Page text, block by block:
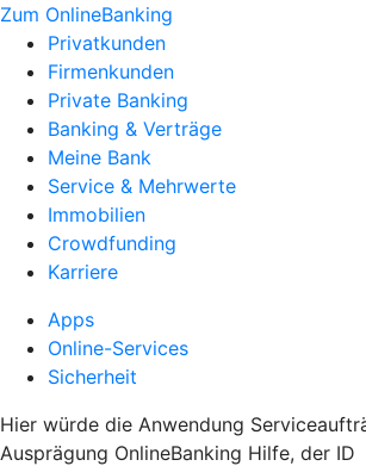
Zum OnlineBanking
Privatkunden
Firmenkunden
Private Banking
Banking & Verträge
Meine Bank
Service & Mehrwerte
Immobilien
Crowdfunding
Karriere
Apps
Online-Services
Sicherheit
Hier würde die Anwendung
Ausprägung OnlineBanking Hilfe, der ID